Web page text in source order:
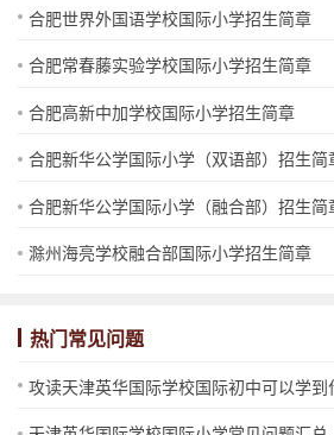
合肥世界外国语学校国际小学招生简章
合肥常春藤实验学校国际小学招生简章
合肥高新中加学校国际小学招生简章
合肥新华公学国际小学（双语部）招生简
合肥新华公学国际小学（融合部）招生简
滁州海亮学校融合部国际小学招生简章
热门常见问题
攻读天津英华国际学校国际初中可以学到